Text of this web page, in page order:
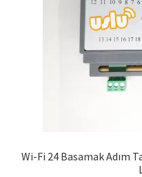
Wi-Fi 24 Basamak Adım